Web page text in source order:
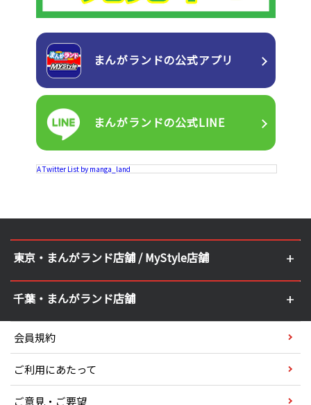
まんがランドの公式アプリ
まんがランドの公式LINE
A Twitter List by manga_land
東京・まんがランド店舗 / MyStyle店舗
千葉・まんがランド店舗
会員規約
ご利用にあたって
ご意見・ご要望